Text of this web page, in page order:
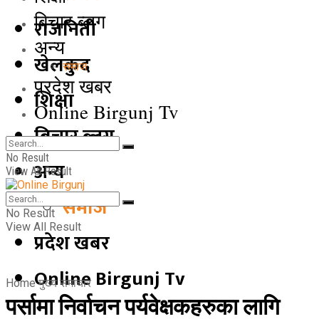
राजनिती
खेलकुद
शिक्षा
बिचार ब्लग
अन्य
समाज
प्रदेश खबर
Online Birgunj Tv
बिचार ब्लग
अन्य
समाज
प्रदेश खबर
Online Birgunj Tv
No Result
View All Result
No Result
View All Result
Home मुख्य समाचार
पर्सामा निर्वाचन पर्यवेक्षकहरुका लागि